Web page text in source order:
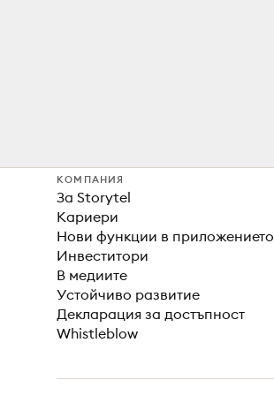
КОМПАНИЯ
За Storytel
Кариери
Нови функции в приложението
Инвеститори
В медиите
Устойчиво развитие
Декларация за достъпност
Whistleblow